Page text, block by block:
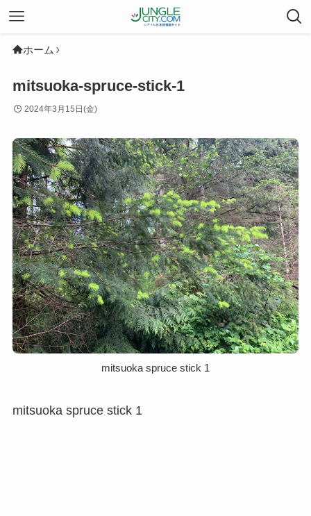
ホーム
mitsuoka-spruce-stick-1
2024年3月15日(金)
mitsuoka spruce stick 1
mitsuoka spruce stick 1